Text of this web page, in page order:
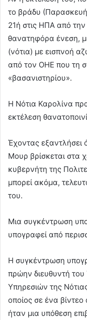
το βράδυ (Παρασκευή
21ή στις ΗΠΑ από
θανατηφόρα ένεση,
(νότια) με εισπνοή
από τον ΟΗΕ που τη
«βασανιστηρίου».
Η Νότια Καρολίνα
εκτέλεση
Έχοντας εξαντλήσει
Μουρ βρίσκεται στα
κυβερνήτη της
μπορεί ακόμα,
του.
Μια συγκέντρωση
υπογραφεί από
Η συγκέντρωση
πρώην διευθυντή
Υπηρεσιών της
οποίος σε ένα βίντεο
ήταν μια υπόθεση